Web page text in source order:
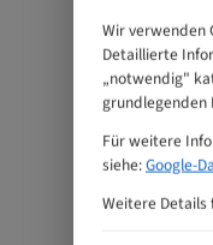
Wir verwenden
Detaillierte
„notwendig"
grundlegenden
Für weitere
siehe:Google-
Weitere Details